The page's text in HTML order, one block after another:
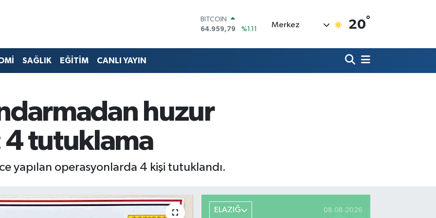
64.959,79
DOLAR
BİST100
13.779
Merkez 20°
SAĞLIK EĞİTİM CANLI YAYIN
huzur
4 tutuklama
yapılan operasyonlarda 4 kişi tutuklandı.
ELAZIĞ 08.08.2026